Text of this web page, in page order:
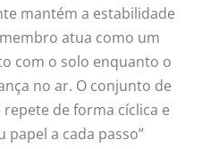
mantém a estabilidade
atua como um
com o solo enquanto o
no ar. O conjunto de
de forma cíclica e
a cada passo”